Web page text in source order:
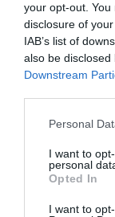
your opt-out.
disclosure of
IAB’s list of
also be
Downstream
Personal
I want to
personal
Opted In
I want to